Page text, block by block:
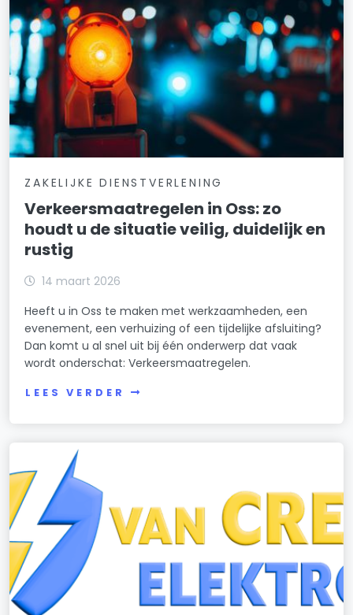
ZAKELIJKE DIENSTVERLENING
Verkeersmaatregelen in Oss: zo
houdt u de situatie veilig, duidelijk en
rustig
14 maart 2026
Heeft u in Oss te maken met werkzaamheden, een
evenement, een verhuizing of een tijdelijke afsluiting?
Dan komt u al snel uit bij één onderwerp dat vaak
wordt onderschat: Verkeersmaatregelen.
LEES VERDER